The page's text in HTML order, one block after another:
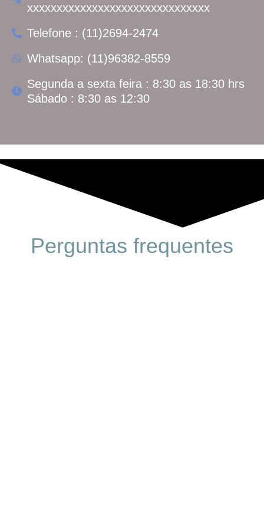
xxxxxxxxxxxxxxxxxxxxxxxxxxxxxxx
Telefone : (11)2694-2474
Whatsapp: (11)96382-8559
Segunda a sexta feira : 8:30 as 18:30 hrs
Sábado : 8:30 as 12:30
Perguntas frequentes